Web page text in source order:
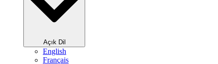
Açık Dil
English
Français